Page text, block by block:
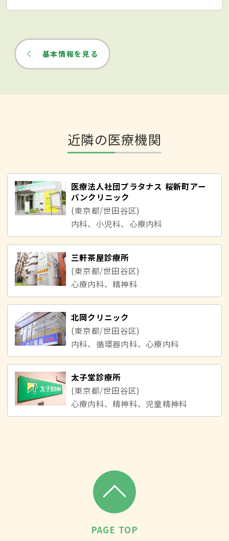
基本情報を見る
近隣の医療機関
医療法人社団プラタナス 桜新町アー
バンクリニック
(東京都/世田谷区)
内科、小児科、心療内科
三軒茶屋診療所
(東京都/世田谷区)
心療内科、精神科
北岡クリニック
(東京都/世田谷区)
内科、循環器内科、心療内科
太子堂診療所
(東京都/世田谷区)
心療内科、精神科、児童精神科
PAGE TOP